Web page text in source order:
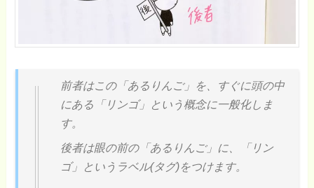
前者はこの「あるりんご」を、すぐに頭の中
にある「リンゴ」という概念に一般化しま
す。
後者は眼の前の「あるりんご」に、「リン
ゴ」というラベル(タグ)をつけます。